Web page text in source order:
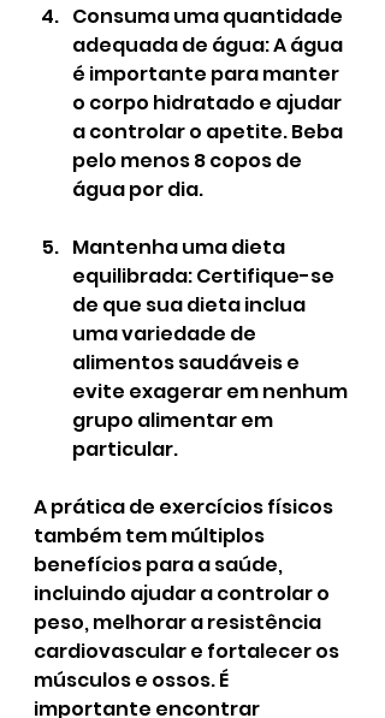
Consuma uma quantidade
adequada de água: A água
é importante para manter
o corpo hidratado e ajudar
a controlar o apetite. Beba
pelo menos 8 copos de
água por dia.
Mantenha uma dieta
equilibrada: Certifique-se
de que sua dieta inclua
uma variedade de
alimentos saudáveis e
evite exagerar em nenhum
grupo alimentar em
particular.
A prática de exercícios físicos
também tem múltiplos
benefícios para a saúde,
incluindo ajudar a controlar o
peso, melhorar a resistência
cardiovascular e fortalecer os
músculos e ossos. É
importante encontrar